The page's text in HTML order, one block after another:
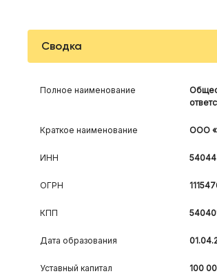
Сводка
Полное наименование
Краткое наименование ООО
ИНН
ОГРН
КПП
Дата образования
Уставный капитал 100